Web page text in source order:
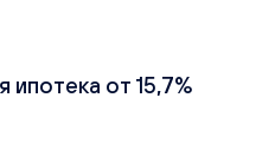
ипотека от 15,7%